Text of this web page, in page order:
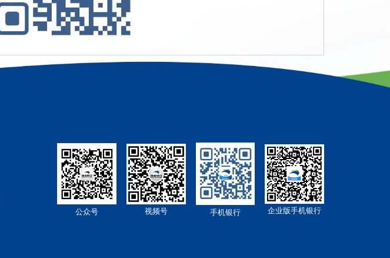
公众号 视频号 手机银行 企业版手机银行